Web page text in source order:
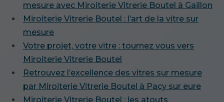
mesure avec Miroiterie Vitrerie Boutel à Gaillon
Miroiterie Vitrerie Boutel : l’art de la vitre sur
mesure
Votre projet, votre vitre : tournez vous vers
Miroiterie Vitrerie Boutel
Retrouvez l’excellence des vitres sur mesure
par Miroiterie Vitrerie Boutel à Pacy sur eure
Miroiterie Vitrerie Boutel : les atouts